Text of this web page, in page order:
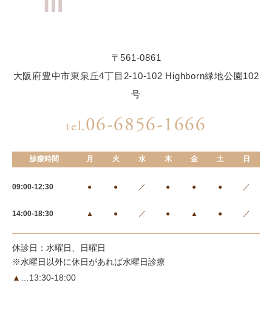
〒561-0861
大阪府豊中市東泉丘4丁目2-10-102 Highborn緑地公園102
号
tel.06-6856-1666
診療時間 月 火 水 木 金 土 日
09:00-12:30 ● ● ／ ● ● ● ／
14:00-18:30 ▲ ● ／ ● ▲ ● ／
休診日：水曜日、日曜日
※水曜日以外に休日があれば水曜日診療
▲
…13:30-18:00